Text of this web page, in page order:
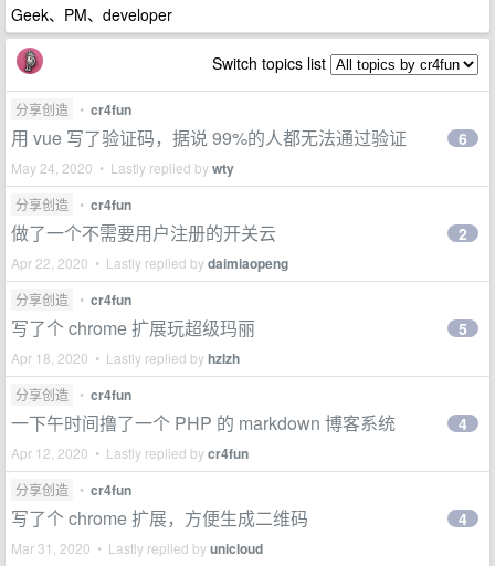
Geek、PM、developer
Switch topics list
分享创造 • cr4fun
用 vue 写了验证码，据说 99%的人都无法通过验证
May 24, 2020 • Lastly replied bywty
6
分享创造 • cr4fun
做了一个不需要用户注册的开关云
Apr 22, 2020 • Lastly replied bydaimiaopeng
2
分享创造 • cr4fun
写了个 chrome 扩展玩超级玛丽
Apr 18, 2020 • Lastly replied byhzlzh
5
分享创造 • cr4fun
一下午时间撸了一个 PHP 的 markdown 博客系统
Apr 12, 2020 • Lastly replied bycr4fun
4
分享创造 • cr4fun
写了个 chrome 扩展，方便生成二维码
Mar 31, 2020 • Lastly replied byunicloud
4